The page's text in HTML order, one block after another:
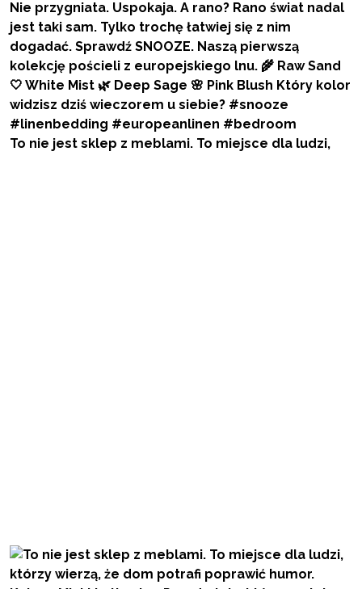
To nie jest sklep z meblami. To miejsce dla ludzi,